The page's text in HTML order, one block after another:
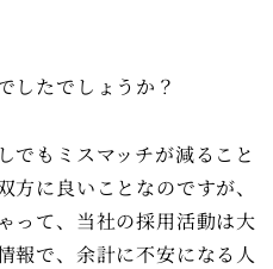
したでしょうか？
でもミスマッチが減ること
に良いことなのですが、
って、当社の採用活動は大
報で、余計に不安になる人